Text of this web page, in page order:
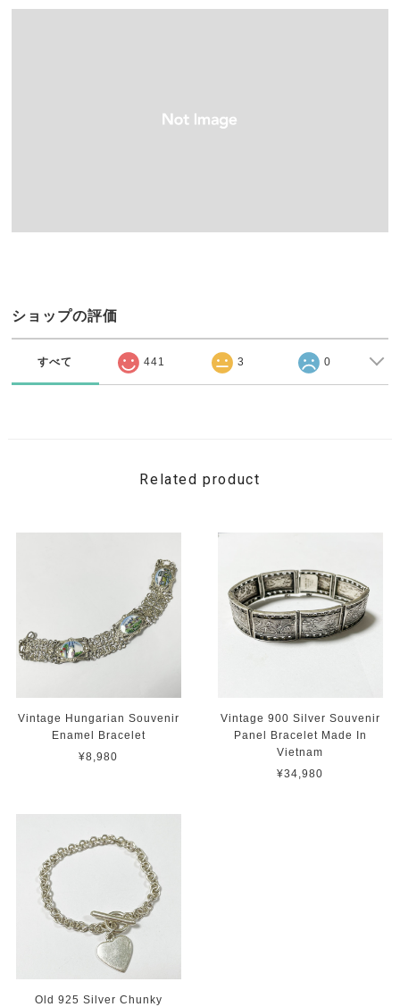
ショップの評価
すべて 441 3 0
Related product
Vintage Hungarian Souvenir
Enamel Bracelet
¥8,980
Vintage 900 Silver Souvenir
Panel Bracelet Made In
Vietnam
¥34,980
Old 925 Silver Chunky